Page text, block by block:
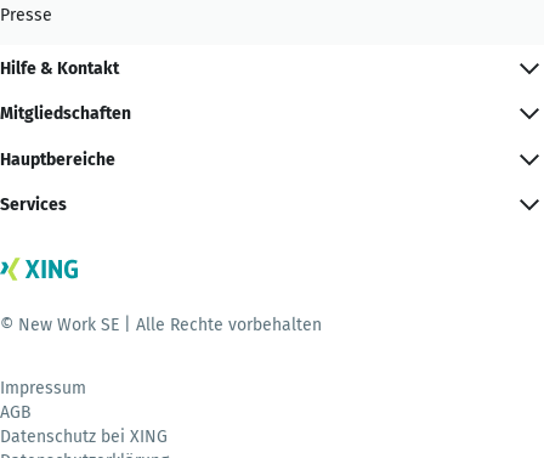
Presse
Hilfe & Kontakt
Mitgliedschaften
Hauptbereiche
Services
© New Work SE | Alle Rechte vorbehalten
Impressum
AGB
Datenschutz bei XING